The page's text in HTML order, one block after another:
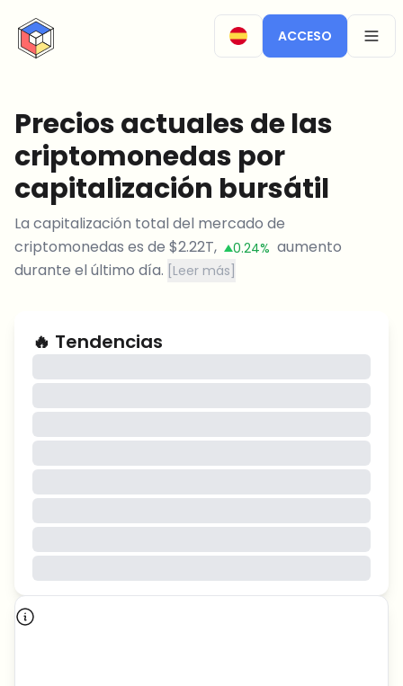
CryptoTicker
ACCESO
Precios actuales de las
criptomonedas por
capitalización bursátil
La capitalización total del mercado de
criptomonedas es de $2.22T, 0.24% aumento
durante el último día. Leer más
🔥 Tendencias